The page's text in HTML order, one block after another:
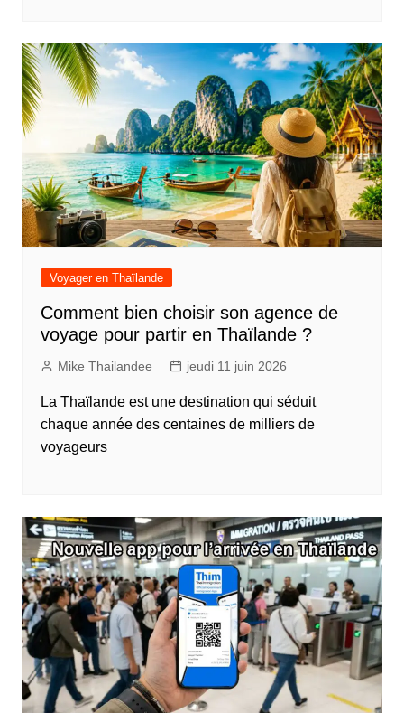
Voyager en Thaïlande
Comment bien choisir son agence de
voyage pour partir en Thaïlande ?
Mike Thailandee jeudi 11 juin 2026
La Thaïlande est une destination qui séduit
chaque année des centaines de milliers de
voyageurs